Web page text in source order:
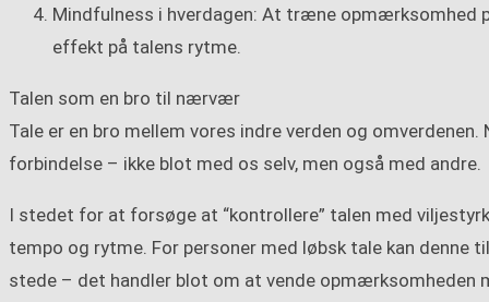
Mindfulness i hverdagen: At træne opmærksomhed
effekt på talens rytme.
Talen som en bro til nærvær
Tale er en bro mellem vores indre verden og
forbindelse – ikke blot med os selv, men også med andre.
I stedet for at forsøge at “kontrollere” talen med
tempo og rytme. For personer med løbsk tale kan
stede – det handler blot om at vende